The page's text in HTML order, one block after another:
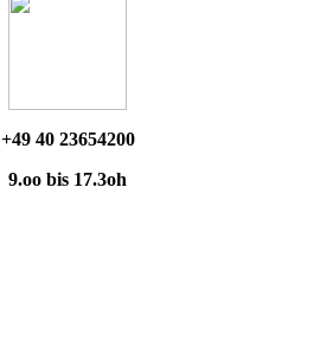
+49 40 23654200
9.oo bis 17.3oh